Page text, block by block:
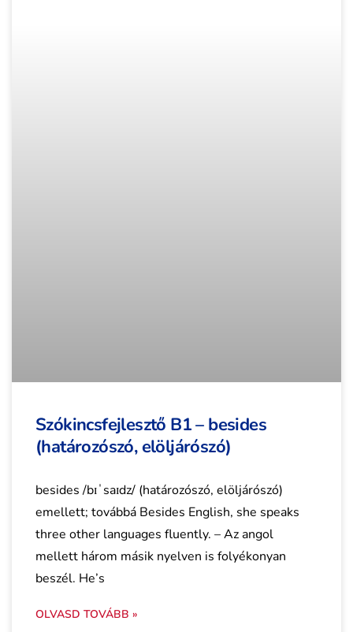
Szókincsfejlesztő B1 – besides
(határozószó, elöljárószó)
besides /bɪˈsaɪdz/ (határozószó, elöljárószó)
emellett; továbbá Besides English, she speaks
three other languages fluently. – Az angol
mellett három másik nyelven is folyékonyan
beszél. He’s
OLVASD TOVÁBB »